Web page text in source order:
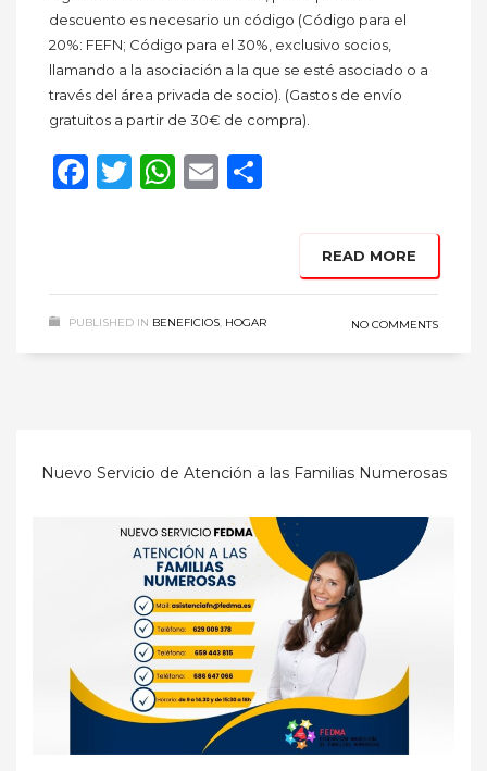
descuento es necesario un código (Código para el
20%: FEFN; Código para el 30%, exclusivo socios,
llamando a la asociación a la que se esté asociado o a
través del área privada de socio). (Gastos de envío
gratuitos a partir de 30€ de compra).
Facebook
Twitter
WhatsApp
Email
READ MORE
PUBLISHED IN BENEFICIOS, HOGAR NO COMMENTS
Nuevo Servicio de Atención a las Familias Numerosas